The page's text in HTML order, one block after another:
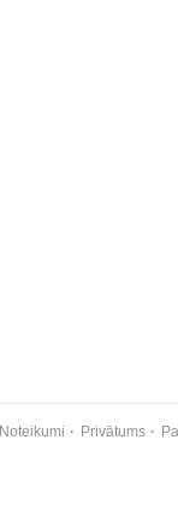
Noteikumi Privātums